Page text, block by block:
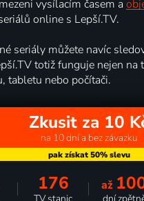
vysílacím časem a
online s Lepší.TV.
seriály můžete navíc
totiž funguje nejen na
tabletu nebo počítači.
Zkusit za 10
na 10 dní a bez závazku
176
TV stanic
až
dní